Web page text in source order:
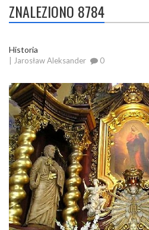
ZNALEZIONO 8784
Historia
| Jarosław Aleksander 0